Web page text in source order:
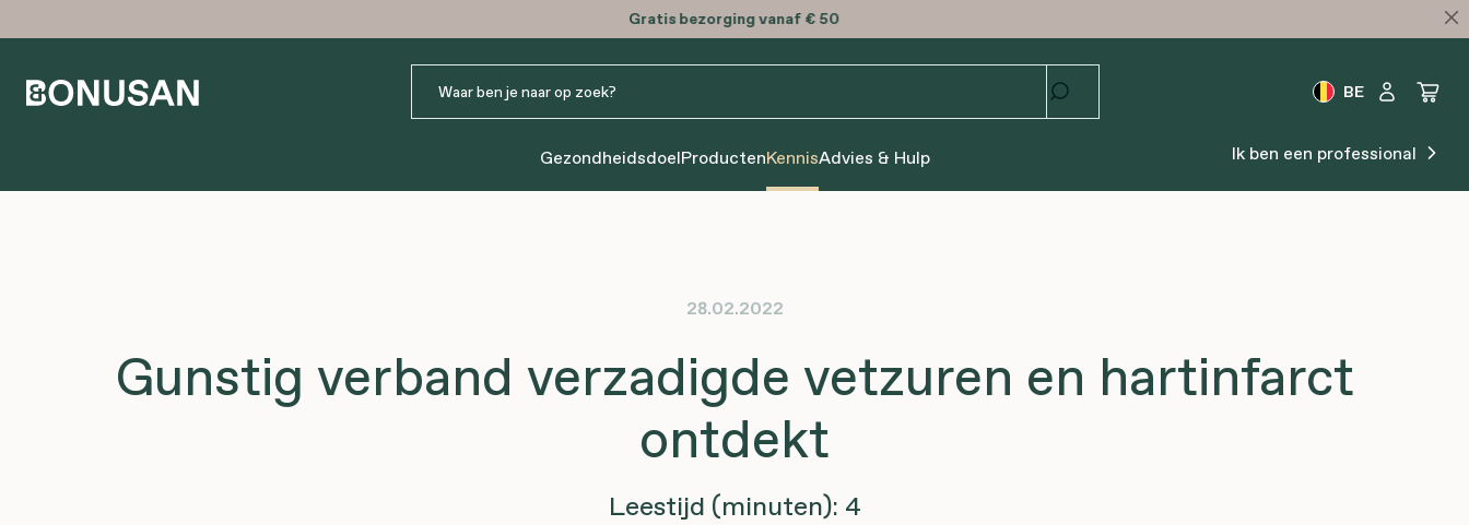
Bespaar met onzeBonusan bundels
BE
GezondheidsdoelProductenKennisAdvies & Hulp Ik ben een professional
28.02.2022
Gunstig verband verzadigde vetzuren en hartinfarct
ontdekt
Leestijd (minuten): 4